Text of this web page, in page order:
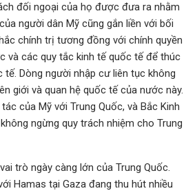
đối ngoại của họ được đưa ra nhằm
người dân Mỹ cũng gắn liền với bối
chính trị tương đồng với chính quyền
và các quy tắc kinh tế quốc tế để thúc
Dòng người nhập cư liên tục không
giới và quan hệ quốc tế của nước này.
của Mỹ với Trung Quốc, và Bắc Kinh
ngừng quy trách nhiệm cho Trung
trò ngày càng lớn của Trung Quốc.
Hamas tại Gaza đang thu hút nhiều